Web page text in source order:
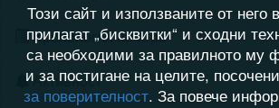
Хронология на игри
Активност
Този сайт и използваните от него
прилагат „бисквитки“ и сходни
са необходими за правилното му
и за постигане на целите,
за поверителност. За повече